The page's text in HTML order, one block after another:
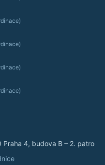
)
)
)
)
4, budova B – 2. patro